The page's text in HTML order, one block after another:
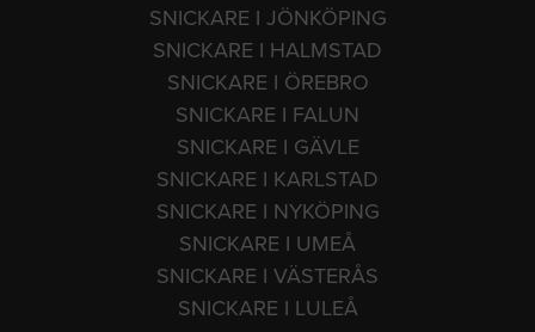
SNICKARE I JÖNKÖPING
SNICKARE I HALMSTAD
SNICKARE I ÖREBRO
SNICKARE I FALUN
SNICKARE I GÄVLE
SNICKARE I KARLSTAD
SNICKARE I NYKÖPING
SNICKARE I UMEÅ
SNICKARE I VÄSTERÅS
SNICKARE I LULEÅ